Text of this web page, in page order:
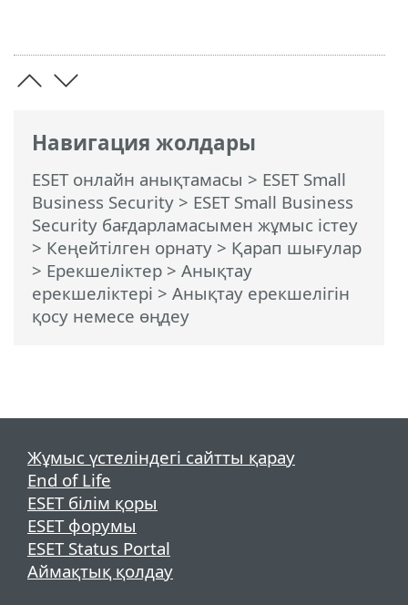
Навигация жолдары
ESET онлайн анықтамасы > ESET Small
Business Security > ESET Small Business
Security бағдарламасымен жұмыс істеу
> Кеңейтілген орнату > Қарап шығулар
> Ерекшеліктер > Анықтау
ерекшеліктері > Анықтау ерекшелігін
қосу немесе өңдеу
Жұмыс үстеліндегі сайтты қарау
End of Life
ESET білім қоры
ESET форумы
ESET Status Portal
Аймақтық қолдау